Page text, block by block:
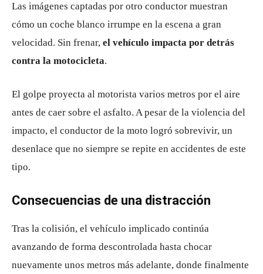
Las imágenes captadas por otro conductor muestran
cómo un coche blanco irrumpe en la escena a gran
velocidad. Sin frenar, el vehículo impacta por detrás
contra la motocicleta.
El golpe proyecta al motorista varios metros por el aire
antes de caer sobre el asfalto. A pesar de la violencia del
impacto, el conductor de la moto logró sobrevivir, un
desenlace que no siempre se repite en accidentes de este
tipo.
Consecuencias de una distracción
Tras la colisión, el vehículo implicado continúa
avanzando de forma descontrolada hasta chocar
nuevamente unos metros más adelante, donde finalmente